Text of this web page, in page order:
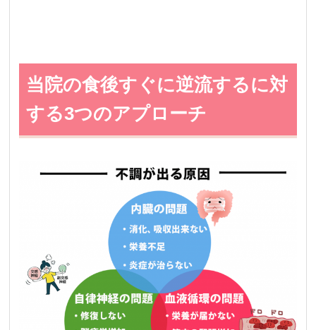
当院の食後すぐに逆流するに対
する3つのアプローチ